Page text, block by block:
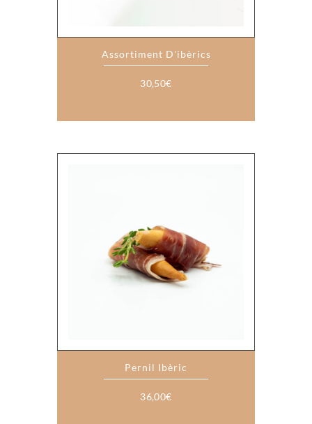
Assortiment D'ibèrics
30,50€
Pernil Ibèric
36,00€